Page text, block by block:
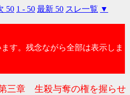
50 1 - 50 最新 50 スレ一覧 ▼
す。残念ながら全部は表示しま
三章 生殺与奪の権を握らせ